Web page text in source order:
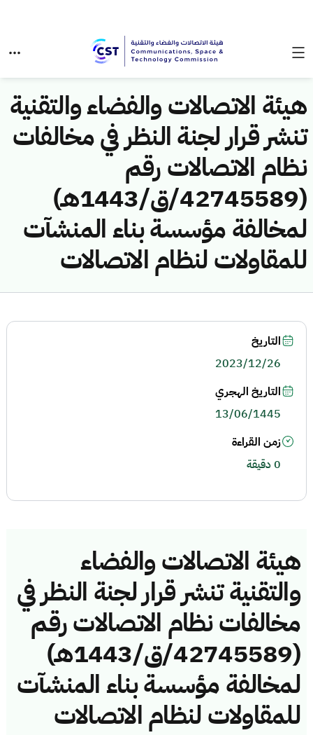
هيئة الاتصالات والفضاء والتقنية
تنشر قرار لجنة النظر في مخالفات
نظام الاتصالات رقم
(42745589/ق/1443هـ)
لمخالفة مؤسسة بناء المنشآت
للمقاولات لنظام الاتصالات
هيئة الاتصالات والفضاء
والتقنية تنشر قرار لجنة النظر في
مخالفات نظام الاتصالات رقم
(42745589/ق/1443هـ)
لمخالفة مؤسسة بناء المنشآت
للمقاولات لنظام الاتصالات
التاريخ
2023/12/26
التاريخ الهجري
13/06/1445
زمن القراءة
0 دقيقة